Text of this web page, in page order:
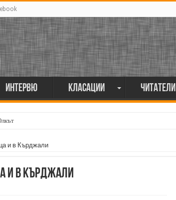
Интервю Класации Читатели
и в Кърджали
и в Кърджали